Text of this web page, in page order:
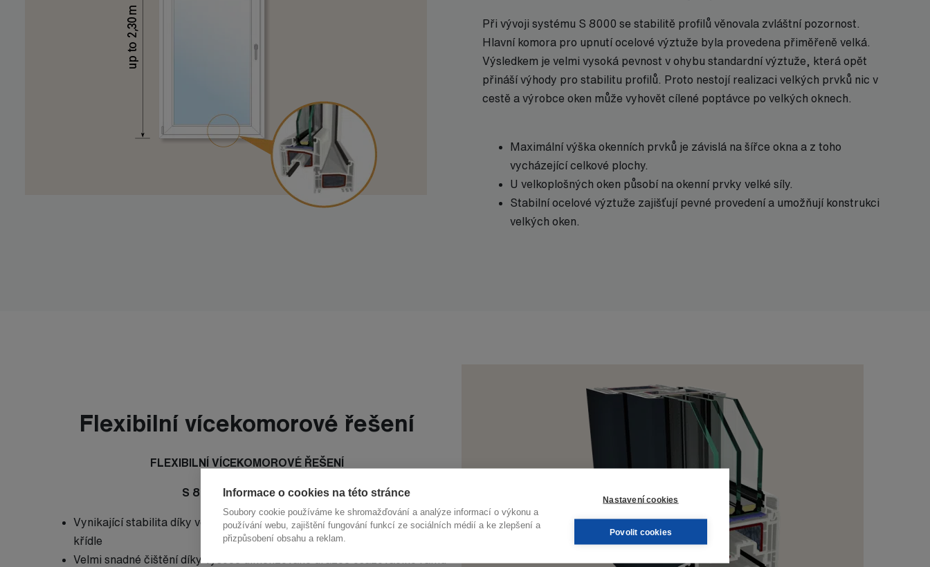
Při vývoji systému S 8000 se stabilitě profilů věnovala zvláštní pozornost.
Hlavní komora pro upnutí ocelové výztuže byla provedena přiměřeně velká.
Výsledkem je velmi vysoká pevnost v ohybu standardní výztuže, která opět
přináší výhody pro stabilitu profilů. Proto nestojí realizaci velkých prvků nic v
cestě a výrobce oken může vyhovět cílené poptávce po velkých oknech.
Maximální výška okenních prvků je závislá na šířce okna a z toho
vycházející celkové plochy.
U velkoplošných oken působí na okenní prvky velké síly.
Stabilní ocelové výztuže zajišťují pevné provedení a umožňují konstrukci
velkých oken.
Flexibilní vícekomorové řešení
FLEXIBILNÍ VÍCEKOMOROVÉ ŘEŠENÍ
S 8000 s pěti komorami
Vynikající stabilita díky velkým ocelovým výztužím v osazovacím rámu a
křídle
Velmi snadné čištění díky vysoce dimenzované drážce osazovacího rámu
Informace o cookies na této stránce
Soubory cookie používáme ke shromažďování a analýze informací o výkonu a
používání webu, zajištění fungování funkcí ze sociálních médií a ke zlepšení a
přizpůsobení obsahu a reklam.
Nastavení cookies
Povolit cookies